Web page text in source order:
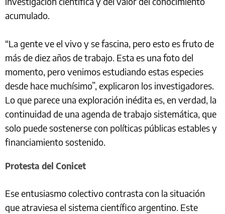
acumulado.
“La gente ve el vivo y se fascina, pero esto es fruto de
más de diez años de trabajo. Esta es una foto del
momento, pero venimos estudiando estas especies
desde hace muchísimo”, explicaron los investigadores.
Lo que parece una exploración inédita es, en verdad, la
continuidad de una agenda de trabajo sistemática, que
solo puede sostenerse con políticas públicas estables y
financiamiento sostenido.
Protesta del Conicet
Ese entusiasmo colectivo contrasta con la situación
que atraviesa el sistema científico argentino. Este